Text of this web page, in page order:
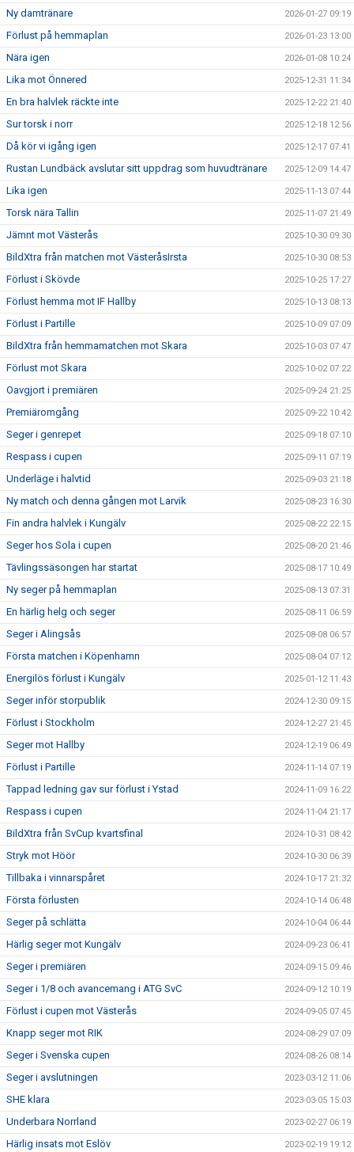
Ny damtränare 2026-01-27 09:19
Förlust på hemmaplan 2026-01-23 13:00
Nära igen 2026-01-08 10:24
Lika mot Önnered 2025-12-31 11:34
En bra halvlek räckte inte 2025-12-22 21:40
Sur torsk i norr 2025-12-18 12:56
Då kör vi igång igen 2025-12-17 07:41
Rustan Lundbäck avslutar sitt uppdrag som huvudtränare 2025-12-09 14:47
Lika igen 2025-11-13 07:44
Torsk nära Tallin 2025-11-07 21:49
Jämnt mot Västerås 2025-10-30 09:30
BildXtra från matchen mot VästeråsIrsta 2025-10-30 08:53
Förlust i Skövde 2025-10-25 17:27
Förlust hemma mot IF Hallby 2025-10-13 08:13
Förlust i Partille 2025-10-09 07:09
BildXtra från hemmamatchen mot Skara 2025-10-03 07:47
Förlust mot Skara 2025-10-02 07:22
Oavgjort i premiären 2025-09-24 21:25
Premiäromgång 2025-09-22 10:42
Seger i genrepet 2025-09-18 07:10
Respass i cupen 2025-09-11 07:19
Underläge i halvtid 2025-09-03 21:18
Ny match och denna gången mot Larvik 2025-08-23 16:30
Fin andra halvlek i Kungälv 2025-08-22 22:15
Seger hos Sola i cupen 2025-08-20 21:46
Tävlingssäsongen har startat 2025-08-17 10:49
Ny seger på hemmaplan 2025-08-13 07:31
En härlig helg och seger 2025-08-11 06:59
Seger i Alingsås 2025-08-08 06:57
Första matchen i Köpenhamn 2025-08-04 07:12
Energilös förlust i Kungälv 2025-01-12 11:43
Seger inför storpublik 2024-12-30 09:15
Förlust i Stockholm 2024-12-27 21:45
Seger mot Hallby 2024-12-19 06:49
Förlust i Partille 2024-11-14 07:19
Tappad ledning gav sur förlust i Ystad 2024-11-09 16:22
Respass i cupen 2024-11-04 21:17
BildXtra från SvCup kvartsfinal 2024-10-31 08:42
Stryk mot Höör 2024-10-30 06:39
Tillbaka i vinnarspåret 2024-10-17 21:32
Första förlusten 2024-10-14 06:48
Seger på schlätta 2024-10-04 06:44
Härlig seger mot Kungälv 2024-09-23 06:41
Seger i premiären 2024-09-15 09:46
Seger i 1/8 och avancemang i ATG SvC 2024-09-12 10:19
Förlust i cupen mot Västerås 2024-09-05 07:45
Knapp seger mot RIK 2024-08-29 07:09
Seger i Svenska cupen 2024-08-26 08:14
Seger i avslutningen 2023-03-12 11:06
SHE klara 2023-03-05 15:03
Underbara Norrland 2023-02-27 06:19
Härlig insats mot Eslöv 2023-02-19 19:12